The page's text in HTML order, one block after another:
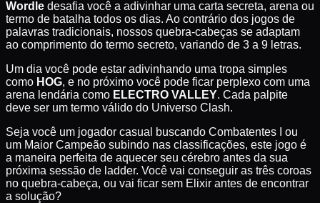
Wordle desafia você a adivinhar uma carta secreta, arena ou
termo de batalha todos os dias. Ao contrário dos jogos de
palavras tradicionais, nossos quebra-cabeças se adaptam
ao comprimento do termo secreto, variando de 3 a 9 letras.
Um dia você pode estar adivinhando uma tropa simples
como HOG, e no próximo você pode ficar perplexo com uma
arena lendária como ELECTRO VALLEY. Cada palpite
deve ser um termo válido do Universo Clash.
Seja você um jogador casual buscando Combatentes I ou
um Maior Campeão subindo nas classificações, este jogo é
a maneira perfeita de aquecer seu cérebro antes da sua
próxima sessão de ladder. Você vai conseguir as três coroas
no quebra-cabeça, ou vai ficar sem Elixir antes de encontrar
a solução?